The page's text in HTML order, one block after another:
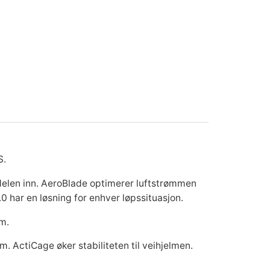
inn. AeroBlade optimerer luftstrømmen
har en løsning for enhver løpssituasjon.
ActiCage øker stabiliteten til veihjelmen.